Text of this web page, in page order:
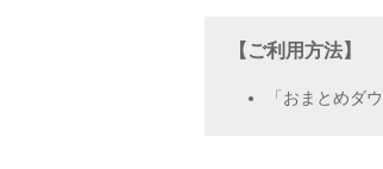
Cv値・流量計算ツール
【ご利用方法】
「おまとめダ